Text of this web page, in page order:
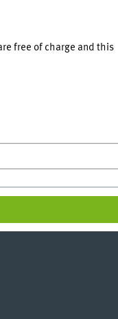
free of charge and this